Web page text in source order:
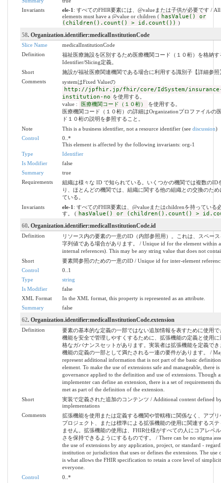
Invariants
ele-1 : すべてのFHIR要素には、@valueまたは子供が必要です /
elements must have a @value or children ( hasValue() or
(children().count() > id.count()) )
58. Organization.identifier:medicalInstitutionCode
Slice Name
medicalInstitutionCode
Definition
福祉医療施設を区別するため医療機関コード（１０桁）を格納す
Identifier/Slicing定義。
Short
施設が福祉医療関連機関である場合に利用する識別子【詳細参照
Comments
systemはFixed Valueの
http://jpfhir.jp/fhir/core/IdSystem/
institution-no を使用する。
value :
医療機関コード（１０桁）
を使用する。
医療機関コード（１０桁）の詳細はOrganizationプロファイルの
ド１０桁の説明を参照すること。
Note
This is a business identifier, not a resource identifier (see discussion)
Control
0..*
This element is affected by the following invariants: org-1
Type
Identifier
Is Modifier
false
Summary
true
Requirements
組織は様々な ID で知られている。いくつかの機関では複数のID
り、ほとんどの機関では、組織に関する他の組織との交換のた
ている。
Invariants
ele-1 : すべてのFHIR要素は、@valueまたはchildrenを持っている
す。 ( hasValue() or (children().count() >
60. Organization.identifier:medicalInstitutionCode.id
Definition
リソース内の要素の一意のID（内部参照用）。これは、スペー
字列値である場合があります。 / Unique id for the element within
internal references). This may be any string value that does not
Short
要素間参照のための一意のID / Unique id for inter-element
Control
0..1
Type
string
Is Modifier
false
XML Format
In the XML format, this property is represented as an attribute.
Summary
false
62. Organization.identifier:medicalInstitutionCode.extension
Definition
要素の基本的な定義の一部ではない追加情報を表すために使用で
機能を安全で管理しやすくするために、拡張機能の定義と使用に
格なガバナンスセットがあります。実装者は拡張機能を定義でき
機能の定義の一部として満たされる一連の要件があります。 /
represent additional information that is not part of the basic
element. To make the use of extensions safe and manageable, there
governance applied to the definition and use of extensions. Though
implementer can define an extension, there is a set of requirements
met as part of the definition of the extension.
Short
実装で定義された追加のコンテンツ / Additional content defined
implementations
Comments
拡張機能を使用または定義する機関や管轄権に関係なく、アプリ
プロジェクト、または標準による拡張機能の使用に関連するステ
ません。拡張機能の使用は、FHIR仕様がすべての人にコアレベ
さを保持できるようにするものです。 / There can be no stigma
the use of extensions by any application, project, or standard -
institution or jurisdiction that uses or defines the extensions. The use
is what allows the FHIR specification to retain a core level of
everyone.
Control
0..*